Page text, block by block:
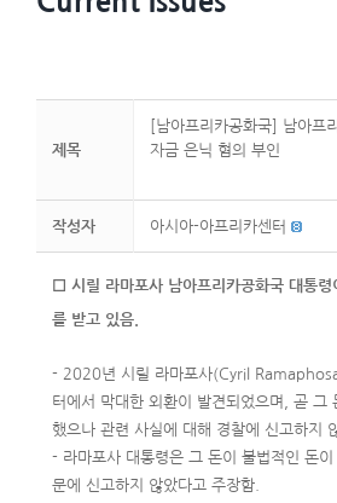
제목
[남아프리카공화국] 남아프
자금 은닉 혐의 부인
작성자 아시아-아프리카센터
☐ 시릴 라마포사 남아프리카공화국 대통령
를 받고 있음.
- 2020년 시릴 라마포사(Cyril
터에서 막대한 외환이 발견되었으며, 곧 그
했으나 관련 사실에 대해 경찰에 신고하지
- 라마포사 대통령은 그 돈이 불법적인 돈
문에 신고하지 않았다고 주장함.